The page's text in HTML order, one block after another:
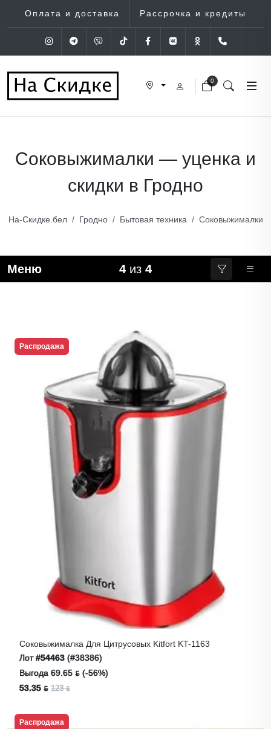
Оплата и доставка Рассрочка и кредиты
InstagramTelegram
Viber Tik-Tok Facebook
VK OK
0
Соковыжималки — уценка и
скидки в Гродно
На-Скидке.бел Гродно Бытовая техника Соковыжималки
Меню 4 из 4
Распродажа
Соковыжималка Для Цитрусовых Kitfort KT-1163
Лот#54463 (#38386)
Выгода 69.65 ƃ (-56%)
53.35 ƃ 123 ƃ
Распродажа